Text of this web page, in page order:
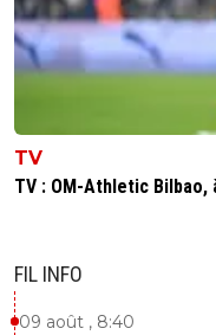
TV
TV : OM-Athletic
FIL INFO
09 août , 8:40